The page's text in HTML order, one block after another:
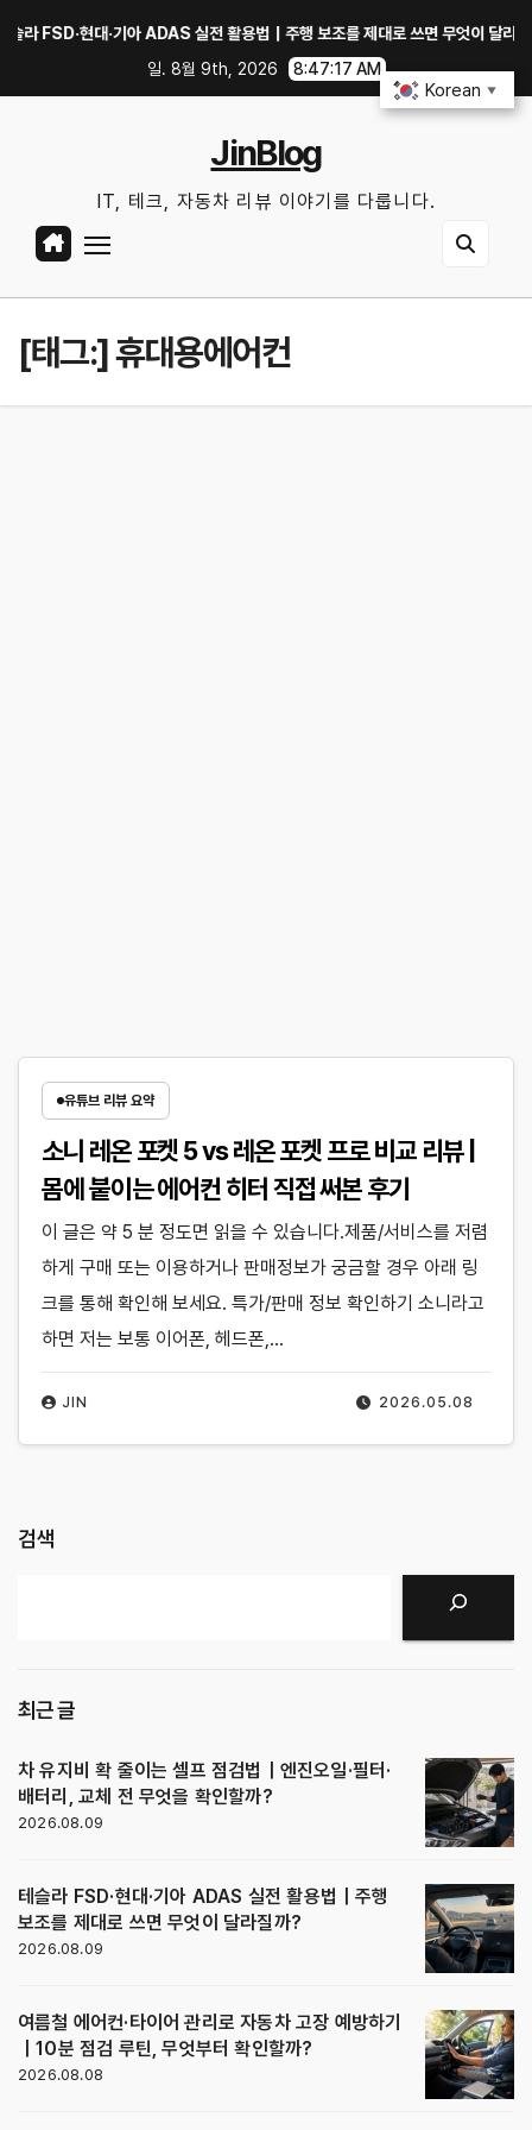
현대·기아 ADAS 실전 활용법｜주행 보조를 제대로 쓰면 무엇이 달라질까?
일. 8월 9th, 2026
8:47:18 AM
JinBlog
IT, 테크, 자동차 리뷰 이야기를 다룹니다.
[태그:]휴대용에어컨
유튜브 리뷰 요약
소니 레온 포켓 5 vs 레온 포켓 프로 비교 리뷰 |
몸에 붙이는 에어컨 히터 직접 써본 후기
2026.05.08
JIN
이 글은 약 5 분 정도면 읽을 수 있습니다.제품/서비스를 저렴
하게 구매 또는 이용하거나 판매정보가 궁금할 경우 아래 링
크를 통해 확인해 보세요. 특가/판매 정보 확인하기 소니라고
하면 저는 보통 이어폰, 헤드폰,…
검색
최근 글
차 유지비 확 줄이는 셀프 점검법｜엔진오일·필터·
배터리, 교체 전 무엇을 확인할까?
2026.08.09
테슬라 FSD·현대·기아 ADAS 실전 활용법｜주행
보조를 제대로 쓰면 무엇이 달라질까?
2026.08.09
여름철 에어컨·타이어 관리로 자동차 고장 예방하기
｜10분 점검 루틴, 무엇부터 확인할까?
2026.08.08
Korean ▼